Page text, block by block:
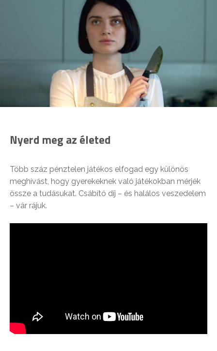
Nyerd meg az életed
Több száz pénztelen játékos elfogad egy különös
meghívást, hogy gyerekeknek való játékokban mérjék
össze a tudásukat. Csábító díj – és halálos veszedelem
– vár rájuk.